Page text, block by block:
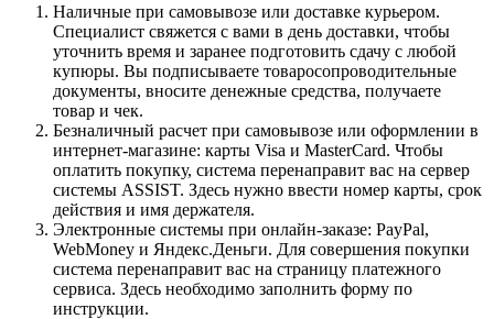
Наличные при самовывозе или доставке курьером.
Специалист свяжется с вами в день доставки, чтобы
уточнить время и заранее подготовить сдачу с любой
купюры. Вы подписываете товаросопроводительные
документы, вносите денежные средства, получаете
товар и чек.
Безналичный расчет при самовывозе или оформлении в
интернет-магазине: карты Visa и MasterCard. Чтобы
оплатить покупку, система перенаправит вас на сервер
системы ASSIST. Здесь нужно ввести номер карты, срок
действия и имя держателя.
Электронные системы при онлайн-заказе: PayPal,
WebMoney и Яндекс.Деньги. Для совершения покупки
система перенаправит вас на страницу платежного
сервиса. Здесь необходимо заполнить форму по
инструкции.